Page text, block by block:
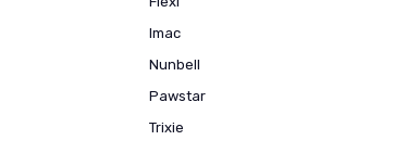
Imac
Nunbell
Pawstar
Trixie